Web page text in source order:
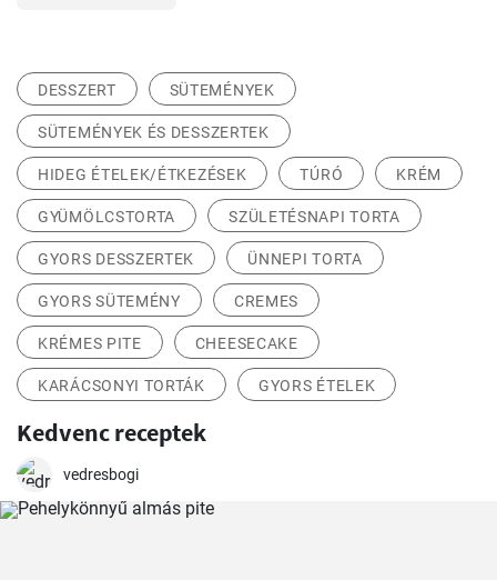
DESSZERT SÜTEMÉNYEK
SÜTEMÉNYEK ÉS DESSZERTEK
HIDEG ÉTELEK/ÉTKEZÉSEK TÚRÓ KRÉM
GYÜMÖLCSTORTA SZÜLETÉSNAPI TORTA
GYORS DESSZERTEK ÜNNEPI TORTA
GYORS SÜTEMÉNY CREMES
KRÉMES PITE CHEESECAKE
KARÁCSONYI TORTÁK GYORS ÉTELEK
Kedvenc receptek
vedresbogi